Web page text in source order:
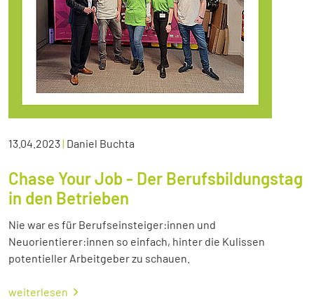
13.04.2023| Daniel Buchta
Chase Your Job - Der Berufsbildungstag
in den Betrieben
Nie war es für Berufseinsteiger:innen und
Neuorientierer:innen so einfach, hinter die Kulissen
potentieller Arbeitgeber zu schauen.
weiterlesen